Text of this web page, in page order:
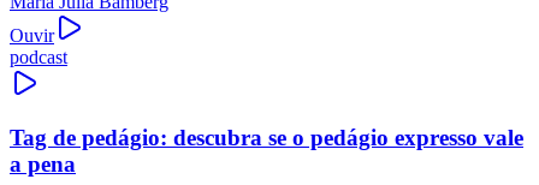
Ouvir
podcast
Tag de pedágio: descubra se o pedágio expresso vale
a pena